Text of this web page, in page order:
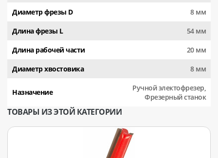
Диаметр фрезы D 8 мм
Длина фрезы L 54 мм
Длина рабочей части 20 мм
Диаметр хвостовика 8 мм
Назначение
Ручной электофрезер,
Фрезерный станок
ТОВАРЫ ИЗ ЭТОЙ КАТЕГОРИИ